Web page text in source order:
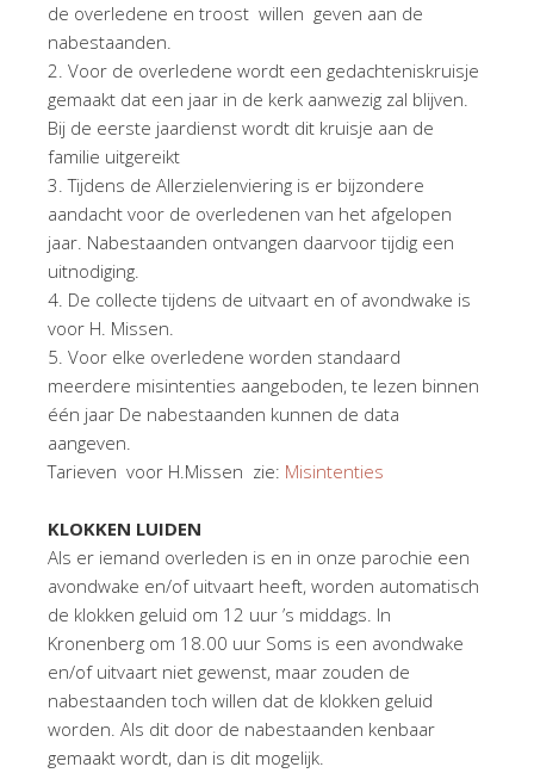
de overledene en troost willen geven aan de
nabestaanden.
2. Voor de overledene wordt een gedachteniskruisje
gemaakt dat een jaar in de kerk aanwezig zal blijven.
Bij de eerste jaardienst wordt dit kruisje aan de
familie uitgereikt
3. Tijdens de Allerzielenviering is er bijzondere
aandacht voor de overledenen van het afgelopen
jaar. Nabestaanden ontvangen daarvoor tijdig een
uitnodiging.
4. De collecte tijdens de uitvaart en of avondwake is
voor H. Missen.
5. Voor elke overledene worden standaard
meerdere misintenties aangeboden, te lezen binnen
één jaar De nabestaanden kunnen de data
aangeven.
Tarieven voor H.Missen zie: Misintenties
KLOKKEN LUIDEN
Als er iemand overleden is en in onze parochie een
avondwake en/of uitvaart heeft, worden automatisch
de klokken geluid om 12 uur ’s middags. In
Kronenberg om 18.00 uur Soms is een avondwake
en/of uitvaart niet gewenst, maar zouden de
nabestaanden toch willen dat de klokken geluid
worden. Als dit door de nabestaanden kenbaar
gemaakt wordt, dan is dit mogelijk.